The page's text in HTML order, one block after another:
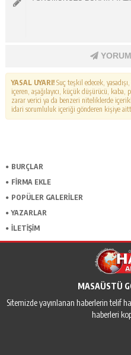
YASAL UYARI!Suç teşkil edecek,
içeren, aşağılayıcı, küçük düşürücü,
zarar verici ya da benzeri niteliklerde
idari sorumluluk içeriği gönderen kişiye
BURÇLAR
FİRMA EKLE
POPÜLER GALERİLER
YAZARLAR
İLETİŞİM
MASAÜSTÜ
Sitemizde yayınlanan haberlerin telif
haberleri